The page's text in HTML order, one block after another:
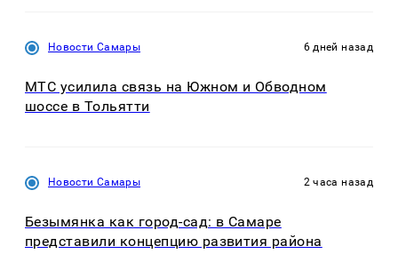
Новости Самары 6 дней назад
МТС усилила связь на Южном и Обводном
шоссе в Тольятти
Новости Самары 2 часа назад
Безымянка как город-сад: в Самаре
представили концепцию развития района